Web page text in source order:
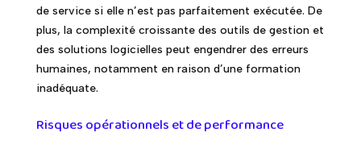
de service si elle n’est pas parfaitement exécutée. De
plus, la complexité croissante des outils de gestion et
des solutions logicielles peut engendrer des erreurs
humaines, notamment en raison d’une formation
inadéquate.
Risques opérationnels et de performance